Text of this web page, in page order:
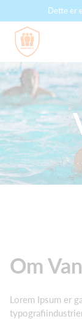
Dette er
Om
Lorem Ipsum er